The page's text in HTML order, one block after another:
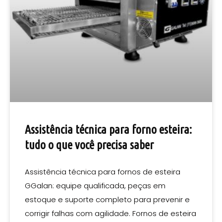
Assistência técnica para forno esteira:
tudo o que você precisa saber
Assistência técnica para fornos de esteira
GGalan: equipe qualificada, peças em
estoque e suporte completo para prevenir e
corrigir falhas com agilidade. Fornos de esteira